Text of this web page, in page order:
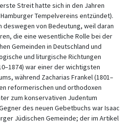
Streit hatte sich in den Jahren
Tempelvereins entzündet).
von Bedeutung, weil daran
die eine wesentliche Rolle bei der
Gemeinden in Deutschland und
und liturgische Richtungen
war einer der wichtigsten
während Zacharias Frankel (1801–
reformerischen und orthodoxen
zum konservativen Judentum
des neuen Gebetbuchs war Isaac
Jüdischen Gemeinde; der im Artikel